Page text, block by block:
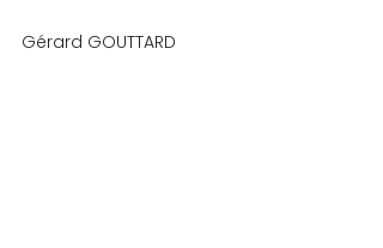
Gérard GOUTTARD